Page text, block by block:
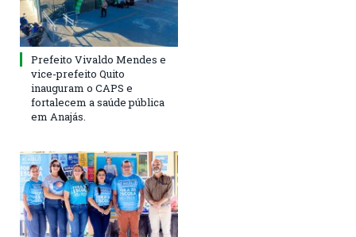
Prefeito Vivaldo Mendes e
vice-prefeito Quito
inauguram o CAPS e
fortalecem a saúde pública
em Anajás.